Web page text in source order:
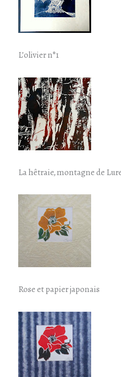
L’olivier n°1
La hêtraie, montagne de
Rose et papier japonais